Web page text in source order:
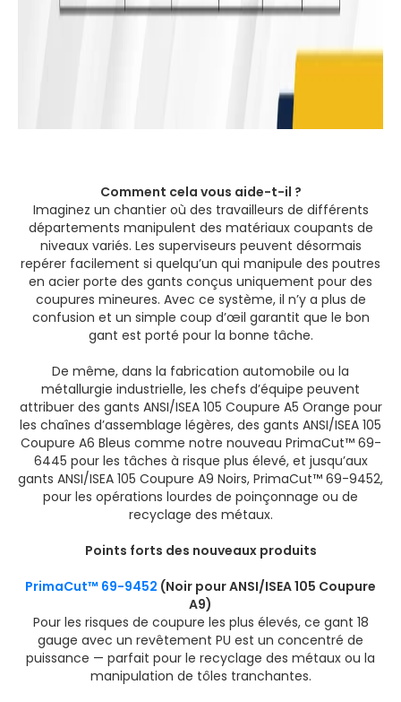
Comment cela vous aide-t-il ?
Imaginez un chantier où des travailleurs de différents
départements manipulent des matériaux coupants de
niveaux variés. Les superviseurs peuvent désormais
repérer facilement si quelqu’un qui manipule des poutres
en acier porte des gants conçus uniquement pour des
coupures mineures. Avec ce système, il n’y a plus de
confusion et un simple coup d’œil garantit que le bon
gant est porté pour la bonne tâche.
De même, dans la fabrication automobile ou la
métallurgie industrielle, les chefs d’équipe peuvent
attribuer des gants ANSI/ISEA 105 Coupure A5 Orange pour
les chaînes d’assemblage légères, des gants ANSI/ISEA 105
Coupure A6 Bleus comme notre nouveau PrimaCut™ 69-
6445 pour les tâches à risque plus élevé, et jusqu’aux
gants ANSI/ISEA 105 Coupure A9 Noirs, PrimaCut™ 69-9452,
pour les opérations lourdes de poinçonnage ou de
recyclage des métaux.
Points forts des nouveaux produits
PrimaCut™ 69-9452 (Noir pour ANSI/ISEA 105 Coupure
A9)
Pour les risques de coupure les plus élevés, ce gant 18
gauge avec un revêtement PU est un concentré de
puissance — parfait pour le recyclage des métaux ou la
manipulation de tôles tranchantes.